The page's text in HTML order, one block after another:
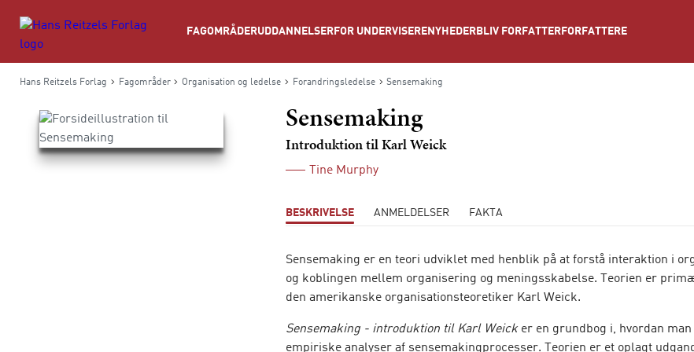
FAGOMRÅDERUDDANNELSER FOR UNDERVISERE NYHEDER BLIV FORFATTER FORFATTERE
Hans Reitzels Forlag Fagområder Organisation og ledelse Forandringsledelse Sensemaking
Sensemaking
Introduktion til Karl Weick
Tine Murphy
BESKRIVELSE ANMELDELSER FAKTA
Sensemaking er en teori udviklet med henblik på at forstå interaktion i
og koblingen mellem organisering og meningsskabelse. Teorien er
den amerikanske organisationsteoretiker Karl Weick.
Sensemaking - introduktion til Karl Weicker en grundbog i, hvordan man
empiriske analyser af sensemakingprocesser. Teorien er et oplagt